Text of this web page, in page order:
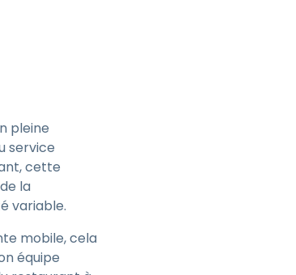
pleine
service
cette
la
variable.
mobile, cela
équipe